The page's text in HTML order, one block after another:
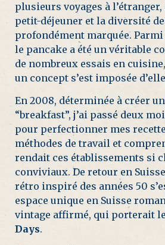
plusieurs voyages à
petit-déjeuner et la diversité
profondément marquée. Parmi
le pancake a été un véritable
de nombreux essais en
un concept s’est imposée
En 2008, déterminée à créer
“breakfast”, j’ai passé deux
pour perfectionner mes
méthodes de travail et
rendait ces établissements si
conviviaux. De retour en
rétro inspiré des années 50
espace unique en Suisse
vintage affirmé, qui porterait
Days.